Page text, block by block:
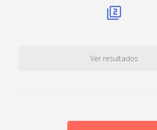
Ver resultados